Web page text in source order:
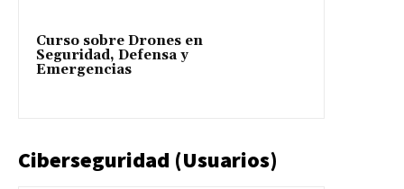
Curso sobre Drones en
Seguridad, Defensa y
Emergencias
Ciberseguridad (Usuarios)